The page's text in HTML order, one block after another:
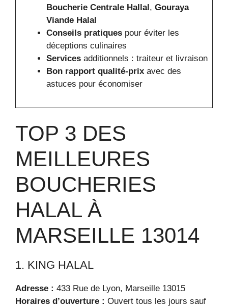
Boucherie Centrale Hallal, Gouraya
Viande Halal
Conseils pratiquespour éviter les
déceptions culinaires
Servicesadditionnels : traiteur et livraison
Bon rapport qualité-prixavec des
astuces pour économiser
TOP 3 DES
MEILLEURES
BOUCHERIES
HALAL À
MARSEILLE 13014
1. KING HALAL
Adresse : 433 Rue de Lyon, Marseille 13015
Horaires d’ouverture : Ouvert tous les jours sauf